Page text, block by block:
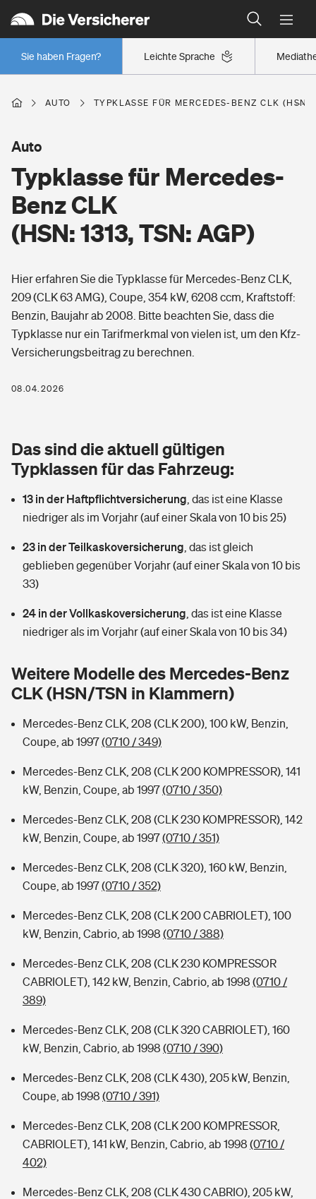
Leichte Sprache
Sie haben Fragen?
Wer versichert was: Jetzt Versicherer finden
Regionalklassen: So ist Ihre Region eingestuft
Wer versichert was: Jetzt Versicherer finden
Berufsunfähigkeitsversicherung
Arbeitsrechtsschutz
Berufshaftpflichtversicherung
Rentenrechner: Wie viel Geld bekomme ich im Alter?
Wer versichert was: Jetzt Versicherer finden
Wohnen
Wohngebäudeversicherung
Hausratversicherung
Elementarversicherung
Photovoltaik
Wärmepumpen versichern
Vermieterrrechtsschutz
Mietkautionsversicherung
Zur Übersicht
Tools
Hochwasser-Check: Wie gefährdet ist Ihr Haus?
Wer versichert was: Jetzt Versicherer finden
Sie haben Fragen?
Pri­vate Haft­pflicht­
Rechts­schutz­ver­si­che­rung
Kinderunfall­ver­si­che­rung
Reiseversicherung
Handyversicherung
Private Cyberversicherung
Musikinstrumentenversicherung
Zur Übersicht
Tools
Kinderunfall-Check: Mehr Sicherheit für deine Kids
Typklassen: So ist Ihr Auto eingestuft
Sie haben Fragen?
Gesundheit
Private Krankenversicherung
Tierkrankenversicherung
Zur Übersicht
Tools
Sie haben Fragen?
Rentenrechner: Wie viel Geld bekomme ich im Alter?
AUTO TYPKLASSE FÜR MERCEDES-BENZ CLK (HSN:
Typklasse für Mercedes-
Benz CLK
(HSN: 1313, TSN: AGP)
Auto
Hier erfahren Sie die Typklasse für Mercedes-Benz CLK,
209 (CLK 63 AMG), Coupe, 354 kW, 6208 ccm, Kraftstoff:
Benzin, Baujahr ab 2008. Bitte beachten Sie, dass die
Typklasse nur ein Tarifmerkmal von vielen ist, um den Kfz-
Versicherungsbeitrag zu berechnen.
08.04.2026
Das sind die aktuell gültigen
Typklassen für das Fahrzeug:
13 in der Haftpflichtversicherung das ist eine Klasse
niedriger als im Vorjahr (auf einer Skala von 10 bis 25)
23 in der Teilkaskoversicherung das ist gleich
geblieben gegenüber Vorjahr (auf einer Skala von 10 bis
33)
24 in der Vollkaskoversicherung das ist eine Klasse
niedriger als im Vorjahr (auf einer Skala von 10 bis 34)
Weitere Modelle des Mercedes-Benz
CLK (HSN/TSN in Klammern)
Mercedes-Benz CLK, 208 (CLK 200), 100 kW, Benzin,
Coupe, ab 1997(0710 / 349)
Mercedes-Benz CLK, 208 (CLK 200 KOMPRESSOR), 141
kW, Benzin, Coupe, ab 1997(0710 / 350)
Mercedes-Benz CLK, 208 (CLK 230 KOMPRESSOR), 142
kW, Benzin, Coupe, ab 1997(0710 / 351)
Mercedes-Benz CLK, 208 (CLK 320), 160 kW, Benzin,
Coupe, ab 1997(0710 / 352)
Mercedes-Benz CLK, 208 (CLK 200 CABRIOLET), 100
kW, Benzin, Cabrio, ab 1998 (0710 / 388)
Mercedes-Benz CLK, 208 (CLK 230 KOMPRESSOR
CABRIOLET), 142 kW, Benzin, Cabrio, ab 1998 (0710 /
389)
Mercedes-Benz CLK, 208 (CLK 320 CABRIOLET), 160
kW, Benzin, Cabrio, ab 1998 (0710 / 390)
Mercedes-Benz CLK, 208 (CLK 430), 205 kW, Benzin,
Coupe, ab 1998 (0710 / 391)
Mercedes-Benz CLK, 208 (CLK 200 KOMPRESSOR,
CABRIOLET), 141 kW, Benzin, Cabrio, ab 1998 (0710 /
402)
Mercedes-Benz CLK, 208 (CLK 430 CABRIO), 205 kW,